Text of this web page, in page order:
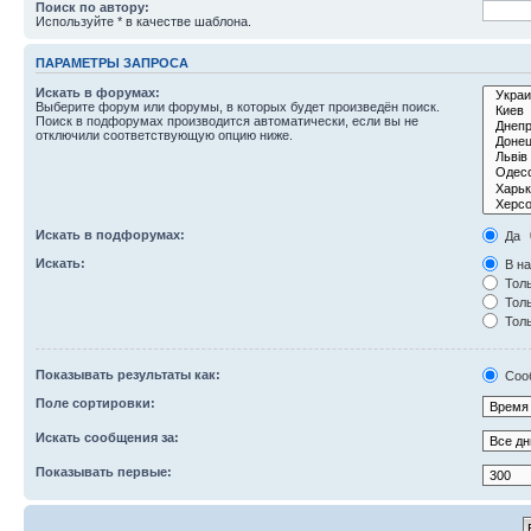
Поиск по автору:
Используйте * в качестве шаблона.
ПАРАМЕТРЫ ЗАПРОСА
Искать в форумах:
Выберите форум или форумы, в которых будет произведён поиск.
Поиск в подфорумах производится автоматически, если вы не
отключили соответствующую опцию ниже.
Искать в подфорумах:
Да
Искать:
В
Показывать результаты как:
Поле сортировки:
Искать сообщения за:
Показывать первые: